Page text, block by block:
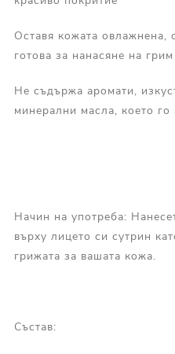
Оставя кожата овлажнена,
готова за нанасяне на грим
Не съдържа аромати,
минерални масла, което
Начин на употреба:
върху лицето си сутрин
грижата за вашата кожа.
Състав: